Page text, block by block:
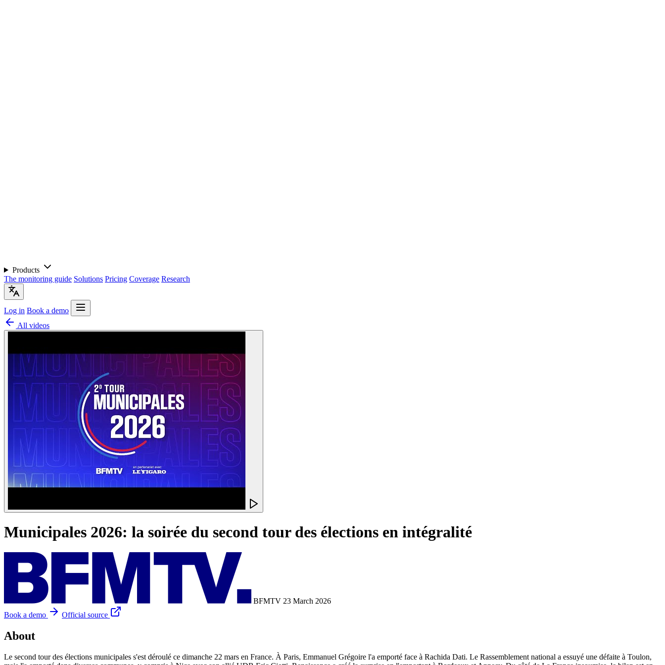
Products
The monitoring guide Solutions Pricing Coverage Research
Log in Book a demo
All videos
Municipales 2026: la soirée du second tour des élections en intégralité
BFMTV 23 March 2026
Book a demo
Official source
About
Le second tour des élections municipales s'est déroulé ce dimanche 22 mars en France. À Paris, Emmanuel Grégoire l'a emporté face à Rachida Dati. Le Rassemblement national a essuyé une défaite à Toulon,